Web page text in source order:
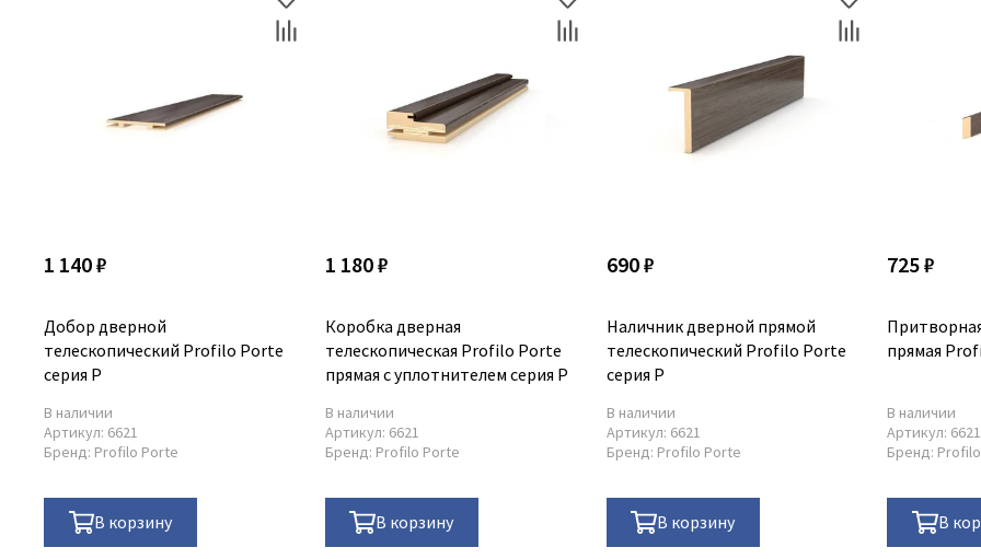
1 140 ₽
Добор дверной
телескопический Profilo Porte
серия P
В наличии
Артикул: 6621
Бренд: Profilo Porte
В корзину
1 180 ₽
Коробка дверная
телескопическая Profilo Porte
прямая с уплотнителем серия P
В наличии
Артикул: 6621
Бренд: Profilo Porte
В корзину
690 ₽
Наличник дверной прямой
телескопический Profilo Porte
серия P
В наличии
Артикул: 6621
Бренд: Profilo Porte
В корзину
725 ₽
прямая
В наличии
Артикул: 6621
Бренд:
В